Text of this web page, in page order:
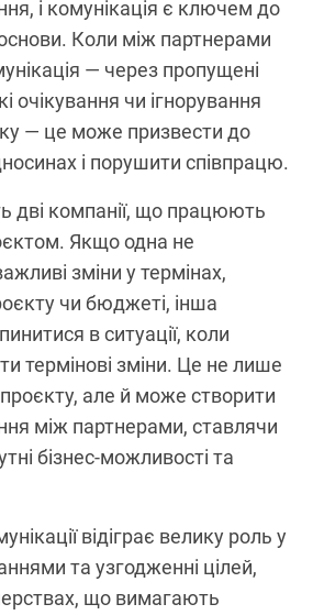
і комунікація є ключем до
Коли між партнерами
— через пропущені
очікування чи ігнорування
— це може призвести до
і порушити співпрацю.
дві компанії, що працюють
Якщо одна не
зміни у термінах,
чи бюджеті, інша
в ситуації, коли
термінові зміни. Це не лише
але й може створити
між партнерами, ставлячи
бізнес-можливості та
відіграє велику роль у
та узгодженні цілей,
що вимагають